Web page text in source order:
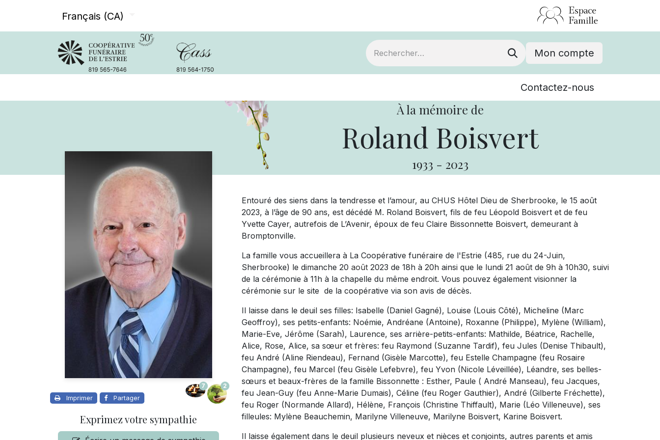
Français (CA)
Mon compte
Événements
Contactez-nous
À la mémoire de
Roland Boisvert
1933 - 2023
Imprimer Partager
7 2
Exprimez votre sympathie
Entouré des siens dans la tendresse et l’amour, au CHUS Hôtel Dieu de Sherbrooke, le 15 août
2023, à l’âge de 90 ans, est décédé M. Roland Boisvert, fils de feu Léopold Boisvert et de feu
Yvette Cayer, autrefois de L’Avenir, époux de feu Claire Bissonnette Boisvert, demeurant à
Bromptonville.
La famille vous accueillera à La Coopérative funéraire de l'Estrie (485, rue du 24-Juin,
Sherbrooke) le dimanche 20 août 2023 de 18h à 20h ainsi que le lundi 21 août de 9h à 10h30, suivi
de la cérémonie à 11h à la chapelle du même endroit. Vous pouvez également visionner la
cérémonie sur le site de la coopérative via son avis de décès.
Il laisse dans le deuil ses filles: Isabelle (Daniel Gagné), Louise (Louis Côté), Micheline (Marc
Geoffroy), ses petits-enfants: Noémie, Andréane (Antoine), Roxanne (Philippe), Mylène (William),
Marie-Eve, Jérôme (Sarah), Laurence, ses arrière-petits-enfants: Mathilde, Béatrice, Rachelle,
Alice, Rose, Alice, sa sœur et frères: feu Raymond (Suzanne Tardif), feu Jules (Denise Thibault),
feu André (Aline Riendeau), Fernand (Gisèle Marcotte), feu Estelle Champagne (feu Rosaire
Champagne), feu Marcel (feu Gisèle Lefebvre), feu Yvon (Nicole Léveillée), Léandre, ses belles-
sœurs et beaux-frères de la famille Bissonnette : Esther, Paule ( André Manseau), feu Jacques,
feu Jean-Guy (feu Anne-Marie Dumais), Céline (feu Roger Gauthier), André (Gilberte Fréchette),
feu Roger (Normande Allard), Hélène, François (Christine Thiffault), Marie (Léo Villeneuve), ses
filleules: Mylène Beauchemin, Marilyne Villeneuve, Marilyne Boisvert, Karine Boisvert.
Il laisse également dans le deuil plusieurs neveux et nièces et conjoints, autres parents et amis